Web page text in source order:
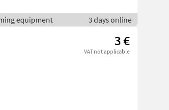
equipment 3 days online
3 €
VAT not applicable